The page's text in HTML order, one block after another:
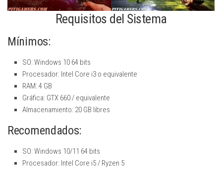
Requisitos del Sistema
Mínimos:
SO: Windows 10 64 bits
Procesador: Intel Core i3 o equivalente
RAM: 4 GB
Gráfica: GTX 660 / equivalente
Almacenamiento: 20 GB libres
Recomendados:
SO: Windows 10/11 64 bits
Procesador: Intel Core i5 / Ryzen 5